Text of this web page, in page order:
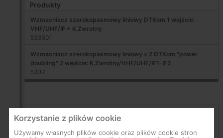
Produkty
Wzmacniacz szerokopasmowy liniowy DTKom 1 wejście:
VHF/UHF/IF + K.Zwrotny
533501
Wzmacniacz szerokopasmowy liniowy x 2 DTKom "power
doubling" 2 wejścia: K.Zwrotny/VHF/UHF/IF1-IF2
5337
Korzystanie z plików cookie
Używamy własnych plików cookie oraz plików cookie stron